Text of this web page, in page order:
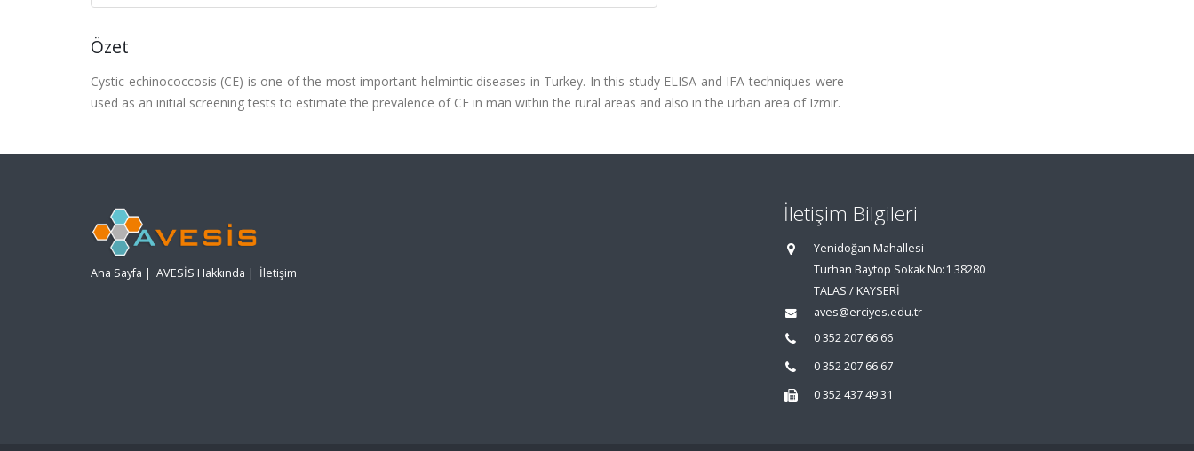
Özet
Cystic echinococcosis (CE) is one of the most important helmintic diseases in Turkey. In this study ELISA and IFA techniques were
used as an initial screening tests to estimate the prevalence of CE in man within the rural areas and also in the urban area of Izmir.
Ana Sayfa | AVESİS Hakkında | İletişim
İletişim Bilgileri
Yenidoğan Mahallesi
Turhan Baytop Sokak No:1 38280
TALAS / KAYSERİ
aves@erciyes.edu.tr
0 352 207 66 66
0 352 207 66 67
0 352 437 49 31